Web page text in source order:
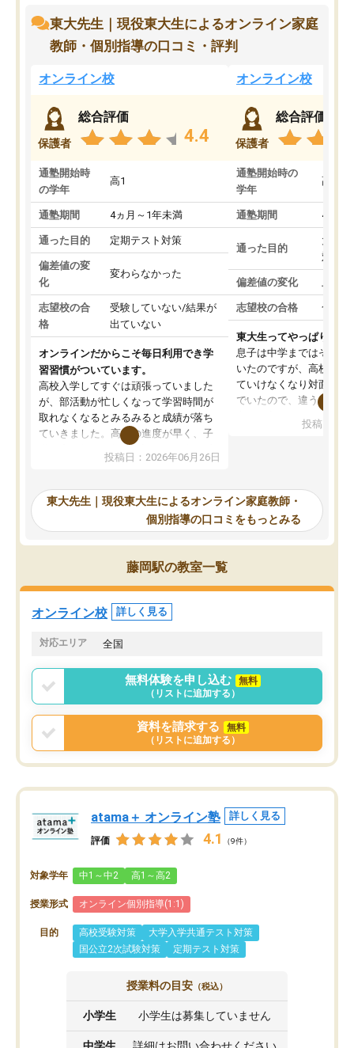
東大先生｜現役東大生によるオンライン家庭
教師・個別指導の口コミ・評判
オンライン校
保護者
総合評価
4.4
通塾開始時
の学年
高1
通塾期間 4ヵ月～1年未満
通った目的 定期テスト対策
偏差値の変
化
変わらなかった
志望校の合
格
受験していない/結果が
出ていない
オンラインだからこそ毎日利用でき学
習習慣がついています。
高校入学してすぐは頑張っていました
が、部活動が忙しくなって学習時間が
取れなくなるとみるみると成績が落ち
ていきました。高校の進度が早く、子
供も家に帰って勉強の話すると嫌な反
応を示します。東大先生にお願いして
れるので、親としても安心です。毎日
使える自習室とかもあり、わからない
ところがあれば先生が回答してくれる
のも重宝しています。
投稿日：2026年06月26日
オンライン校
保護者
総合評価
通塾開始時の
学年
高3
通塾期間 4ヵ月
通った目的
大学
対策
偏差値の変化
志望校の合格 合格
東大生ってやっぱりすご
息子は中学まではそこそ
いたのですが、高校に入
ていけなくなり対面の塾
でいたので、違うアプロ
で、当初は模試でD判定
自習室が毎日使えていつ
るのが心強かったよう
謝です。
投稿日：
東大先生｜現役東大生によるオンライン家庭教師・
個別指導の口コミをもっとみる
藤岡駅の教室一覧
オンライン校 詳しく見る
対応エリア 全国
無料体験を申し込む
無料
（リストに追加する）
資料を請求する
無料
（リストに追加する）
atama＋ オンライン塾 詳しく見る
評価 4.1 （9件）
対象学年 中1～中2 高1～高2
授業形式 オンライン個別指導(1:1)
目的 高校受験対策
大学入学共通テスト対策
国公立2次試験対策
定期テスト対策
授業料の目安 （税込）
小学生 小学生は募集していません